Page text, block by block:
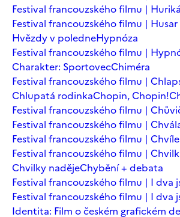
Festival francouzského filmu |
Festival francouzského filmu | Husar
Hvězdy v poledneHypnóza
Festival francouzského filmu |
Charakter: SportovecChiméra
Festival francouzského filmu |
Chlupatá rodinkaChopin, Chopin!
Festival francouzského filmu |
Festival francouzského filmu |
Festival francouzského filmu |
Festival francouzského filmu |
Chvilky nadějeChybění + debata
Festival francouzského filmu | I dva
Festival francouzského filmu | I dva
Identita: Film o českém grafickém